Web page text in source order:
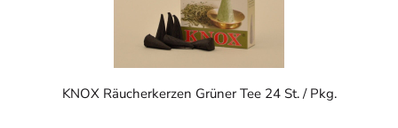
KNOX Räucherkerzen Grüner Tee 24 St. / Pkg.